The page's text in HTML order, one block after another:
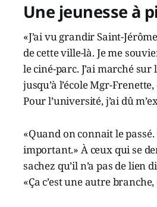
Une jeunesse à
«J’ai vu grandir Saint-
de cette ville-là. Je me
le ciné-parc. J’ai marché sur
jusqu’à l’école Mgr-
Pour l’université, j’ai dû
«Quand on connait le
important.» À ceux qui se
sachez qu’il n’a pas de
«Ça c’est une autre